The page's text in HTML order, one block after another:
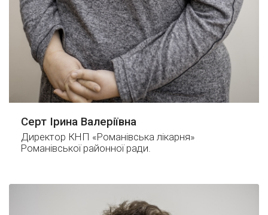
Серт Ірина Валеріївна
Директор КНП «Романівська лікарня»
Романівської районної ради.